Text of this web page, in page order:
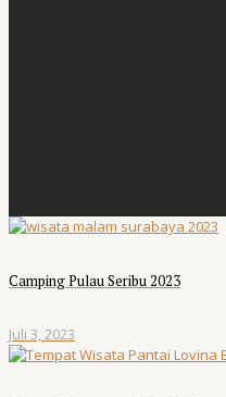
Camping Pulau Seribu 2023
Juli 3, 2023